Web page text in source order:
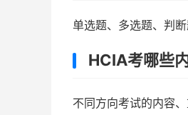
单选题、多选题、判
HCIA考哪些内
不同方向考试的内容